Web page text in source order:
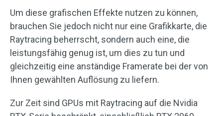
Um diese grafischen Effekte nutzen zu können,
brauchen Sie jedoch nicht nur eine Grafikkarte, die
Raytracing beherrscht, sondern auch eine, die
leistungsfähig genug ist, um dies zu tun und
gleichzeitig eine anständige Framerate bei der von
Ihnen gewählten Auflösung zu liefern.
Zur Zeit sind GPUs mit Raytracing auf die Nvidia